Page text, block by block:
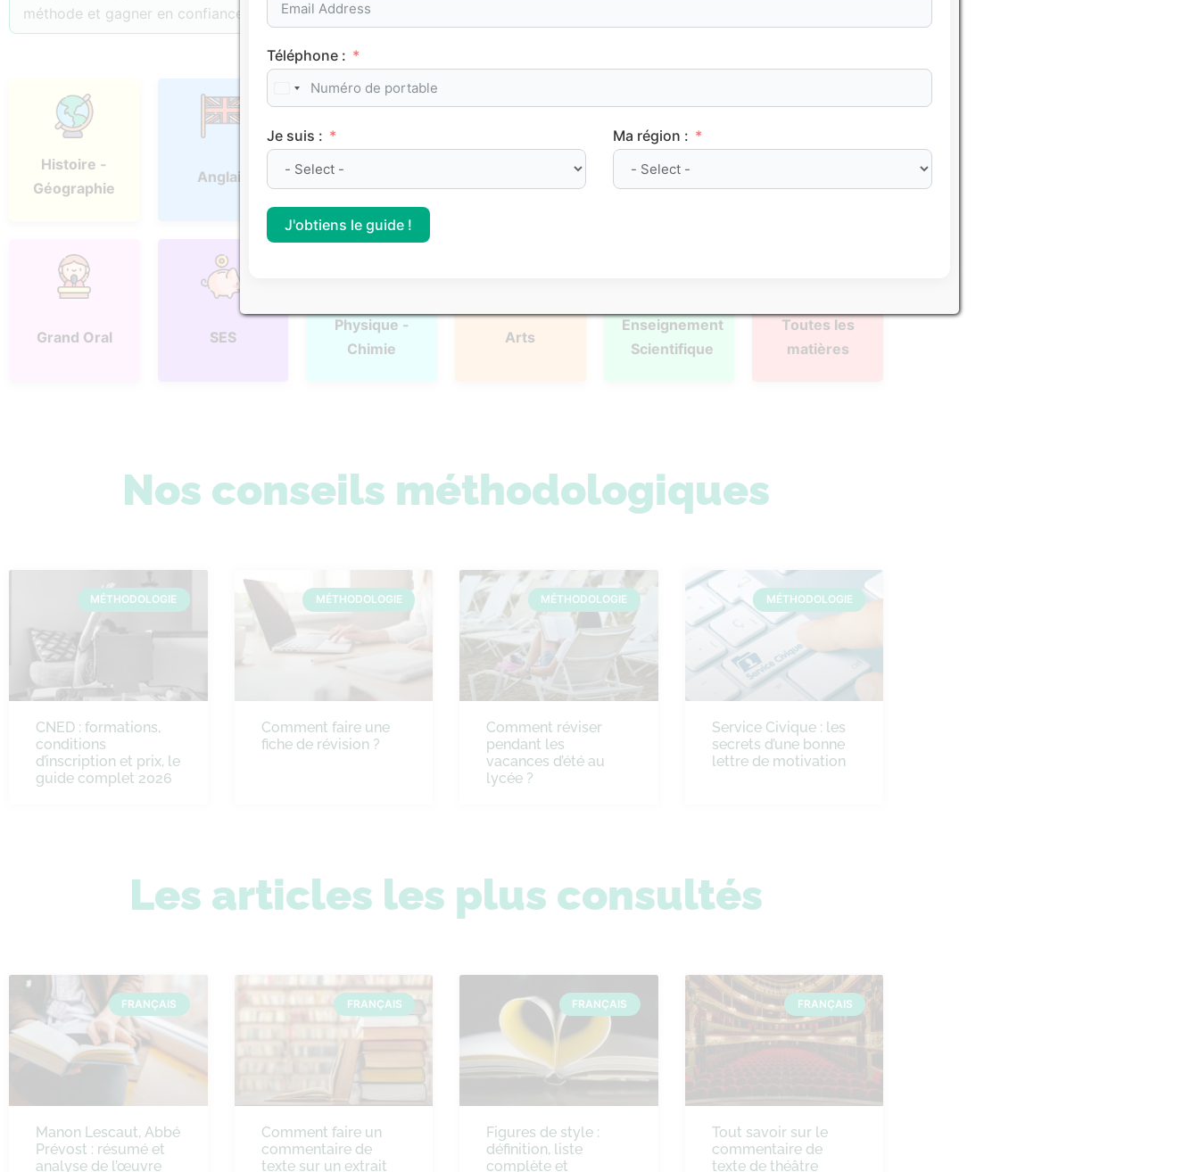
méthode et gagner en confiance.
Histoire -
Géographie
Anglais Espagnol Philosophie
Grand Oral SES
Physique -
Chimie
Arts
Enseignement
Scientifique
Toutes les
matières
Nos conseils méthodologiques
MÉTHODOLOGIE
CNED : formations,
conditions
d’inscription et prix, le
guide complet 2026
MÉTHODOLOGIE
Comment faire une
fiche de révision ?
MÉTHODOLOGIE
Comment réviser
pendant les
vacances d’été au
lycée ?
MÉTHODOLOGIE
Service Civique : les
secrets d’une bonne
lettre de motivation
Les articles les plus consultés
FRANÇAIS
Manon Lescaut, Abbé
Prévost : résumé et
analyse de l’œuvre
FRANÇAIS
Comment faire un
commentaire de
texte sur un extrait
FRANÇAIS
Figures de style :
définition, liste
complète et
FRANÇAIS
Tout savoir sur le
commentaire de
texte de théâtre
Téléphone :
Je suis : Ma région :
J'obtiens le guide !